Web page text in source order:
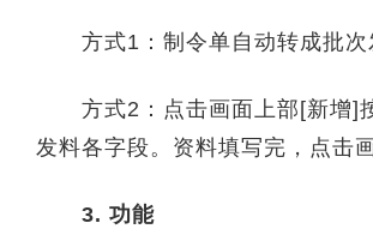
方式1：制令单自动转成批次
方式2：点击画面上部[新增]按
发料各字段。资料填写完，点击
3. 功能